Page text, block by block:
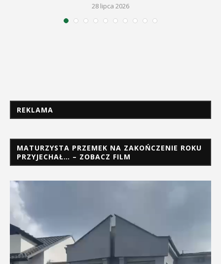
28 lipca 2026
REKLAMA
MATURZYSTA PRZEMEK NA ZAKOŃCZENIE ROKU
PRZYJECHAŁ… – ZOBACZ FILM
Odtwarzacz